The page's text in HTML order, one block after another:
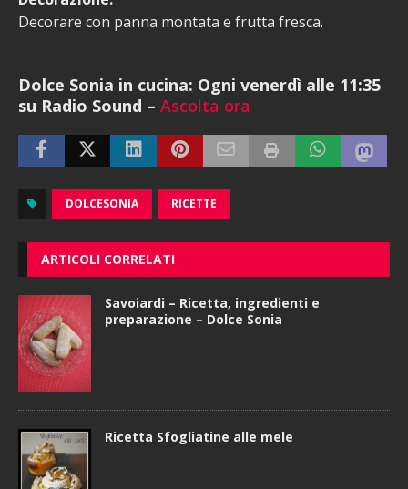
Decorare con panna montata e frutta fresca.
Dolce Sonia in cucina: Ogni venerdì alle 11:35
su Radio Sound – Ascolta ora
DOLCESONIA RICETTE
ARTICOLI CORRELATI
Savoiardi – Ricetta, ingredienti e
preparazione – Dolce Sonia
Ricetta Sfogliatine alle mele